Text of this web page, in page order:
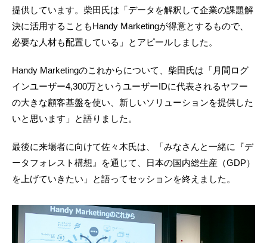
提供しています。柴田氏は「データを解釈して企業の課題解
決に活用することもHandy Marketingが得意とするもので、
必要な人材も配置している」とアピールしました。
Handy Marketingのこれからについて、柴田氏は「月間ログ
インユーザー4,300万というユーザーIDに代表されるヤフー
の大きな顧客基盤を使い、新しいソリューションを提供した
いと思います」と語りました。
最後に来場者に向けて佐々木氏は、「みなさんと一緒に『デ
ータフォレスト構想』を通じて、日本の国内総生産（GDP）
を上げていきたい」と語ってセッションを終えました。